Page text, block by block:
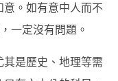
意。如有意中人而不
一定沒有問題。
其是歷史、地理等需